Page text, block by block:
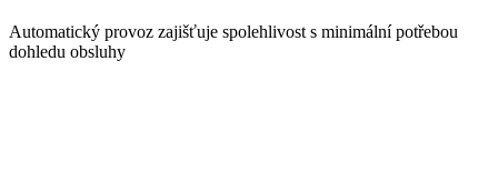
Automatický provoz zajišťuje spolehlivost s minimální potřebou
dohledu obsluhy